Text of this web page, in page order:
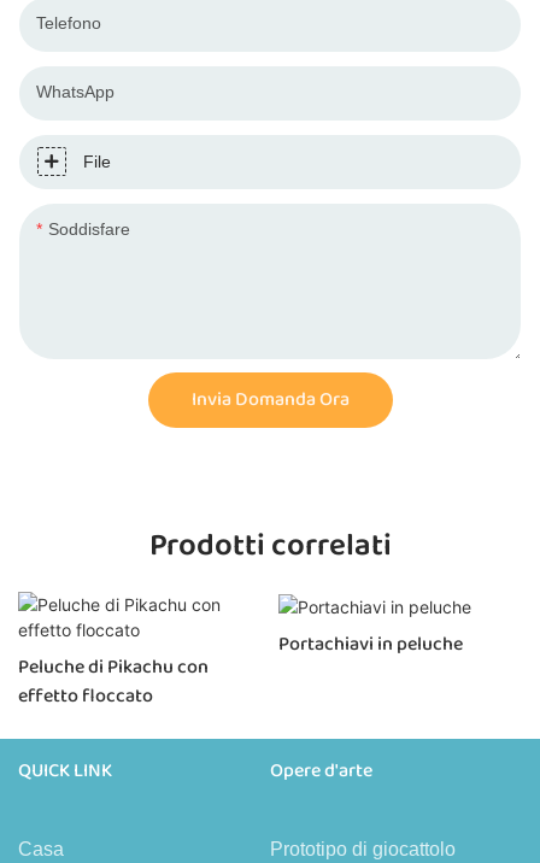
Telefono
WhatsApp
File
Soddisfare
Invia Domanda Ora
Prodotti correlati
Peluche di Pikachu con
effetto floccato
Portachiavi in ​​peluche
QUICK LINK
Casa
Opere d'arte
Prototipo di giocattolo